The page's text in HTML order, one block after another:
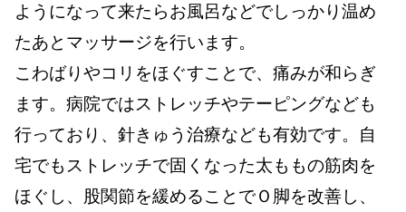
ようになって来たらお風呂などでしっかり温め
たあとマッサージを行います。
こわばりやコリをほぐすことで、痛みが和らぎ
ます。病院ではストレッチやテーピングなども
行っており、針きゅう治療なども有効です。自
宅でもストレッチで固くなった太ももの筋肉を
ほぐし、股関節を緩めることでＯ脚を改善し、